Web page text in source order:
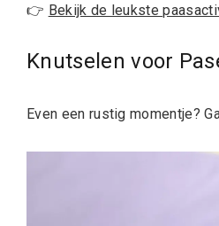
👉 Bekijk de leukste
Knutselen voor
Even een rustig momentje?